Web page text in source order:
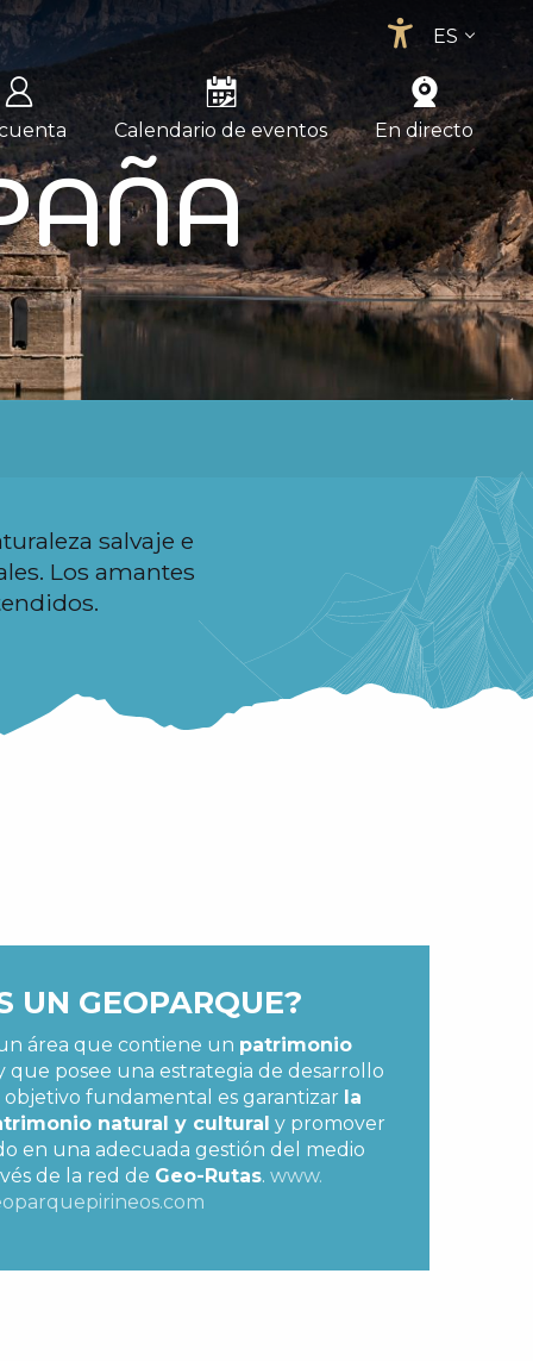
ES
FR
EN
Calendario de eventos En directo
salvaje e
Los amantes
UN GEOPARQUE?
área que contiene un patrimonio
que posee una estrategia de desarrollo
objetivo fundamental es garantizar la
natural y cultural y promover
en una adecuada gestión del medio
de la red de Geo-Rutas. www.